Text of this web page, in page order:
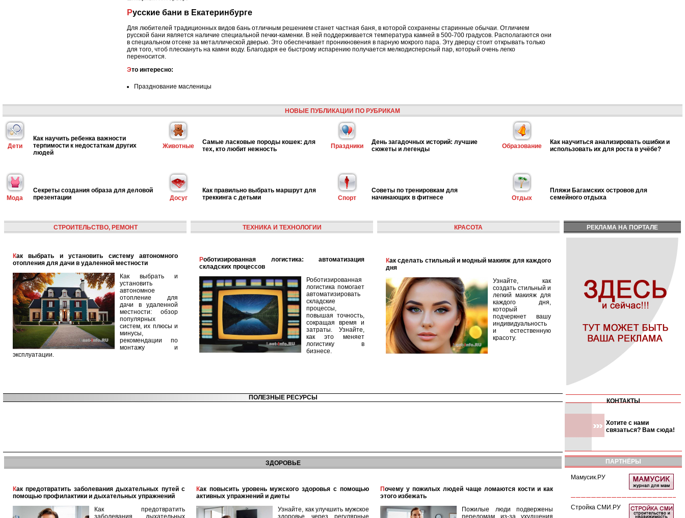
Русские бани в Екатеринбурге
Для любителей традиционных видов бань отличным решением станет частная баня, в которой сохранены старинные обычаи. Отличием
русской бани является наличие специальной печки-каменки. В ней поддерживается температура камней в 500-700 градусов. Располагаются они
в специальном отсеке за металлической дверью. Это обеспечивает проникновения в парную мокрого пара. Эту дверцу стоит открывать только
для того, чтоб плескануть на камни воду. Благодаря ее быстрому испарению получается мелкодисперсный пар, который очень легко
переносится.
Это интересно:
Празднование масленицы
НОВЫЕ ПУБЛИКАЦИИ ПО РУБРИКАМ
Дети
Как научить ребенка важности
терпимости к недостаткам других
людей
Животные
Самые ласковые породы кошек: для
тех, кто любит нежность
Праздники
День загадочных историй: лучшие
сюжеты и легенды
Образование
Как научиться анализировать ошибки и
использовать их для роста в учёбе?
Мода
Секреты создания образа для деловой
презентации
Досуг
Как правильно выбрать маршрут для
треккинга с детьми
Спорт
Советы по тренировкам для
начинающих в фитнесе
Отдых
Пляжи Багамских островов для
семейного отдыха
СТРОИТЕЛЬСТВО, РЕМОНТ
Как выбрать и установить систему автономного
отопления для дачи в удаленной местности
Как выбрать и
установить
автономное
отопление для
дачи в удаленной
местности: обзор
популярных
систем, их плюсы и
минусы,
рекомендации по
монтажу и
эксплуатации.
ТЕХНИКА И ТЕХНОЛОГИИ
Роботизированная логистика: автоматизация
складских процессов
Роботизированная
логистика помогает
автоматизировать
складские
процессы,
повышая точность,
сокращая время и
затраты. Узнайте,
как это меняет
логистику в
бизнесе.
КРАСОТА
Как сделать стильный и модный макияж для каждого
дня
Узнайте, как
создать стильный и
легкий макияж для
каждого дня,
который
подчеркнет вашу
индивидуальность
и естественную
красоту.
РЕКЛАМА НА ПОРТАЛЕ
ПОЛЕЗНЫЕ РЕСУРСЫ КОНТАКТЫ
Хотите с нами
связаться? Вам сюда!
ЗДОРОВЬЕ
Как предотвратить заболевания дыхательных путей с
помощью профилактики и дыхательных упражнений
Как предотвратить
заболевания дыхательных
Как повысить уровень мужского здоровья с помощью
активных упражнений и диеты
Узнайте, как улучшить мужское
здоровье через регулярные
Почему у пожилых людей чаще ломаются кости и как
этого избежать
Пожилые люди подвержены
переломам из-за ухудшения
ПАРТНЁРЫ
Мамусик.РУ
Стройка СМИ.РУ